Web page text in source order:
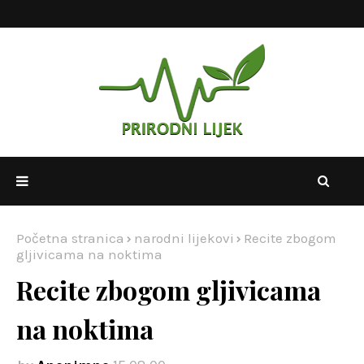
Početna stranica narodni lijekovi
Recite zbogom
gljivicama na noktima
Recite zbogom gljivicama
na noktima